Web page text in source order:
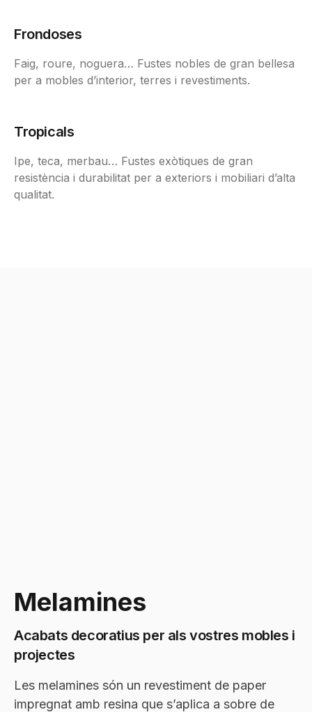
Frondoses
Faig, roure, noguera… Fustes nobles de gran bellesa
per a mobles d’interior, terres i revestiments.
Tropicals
Ipe, teca, merbau… Fustes exòtiques de gran
resistència i durabilitat per a exteriors i mobiliari d’alta
qualitat.
Melamines
Acabats decoratius per als vostres mobles i
projectes
Les melamines són un revestiment de paper
impregnat amb resina que s’aplica a sobre de